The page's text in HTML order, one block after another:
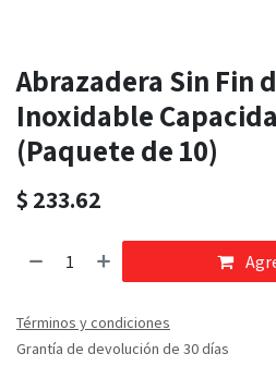
Abrazadera Sin Fin
Inoxidable
(Paquete de 10)
$ 233.62
Términos y condiciones
Grantía de devolución de 30 días